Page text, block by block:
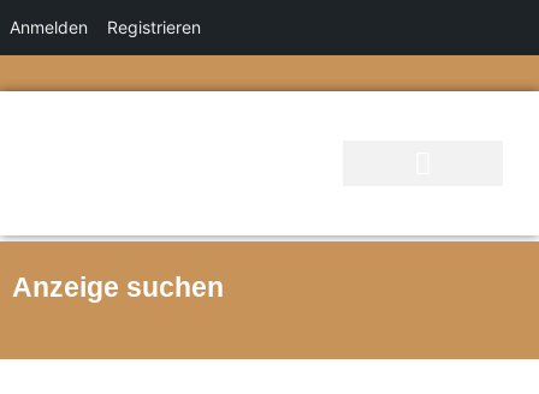
Anmelden Registrieren
Anzeige suchen